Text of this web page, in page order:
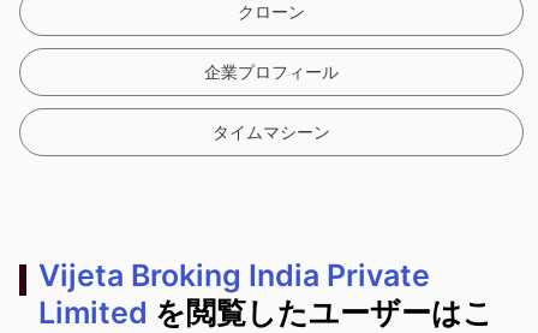
クローン
企業プロフィール
タイムマシーン
Vijeta Broking India Private
Limited を閲覧したユーザーはこ